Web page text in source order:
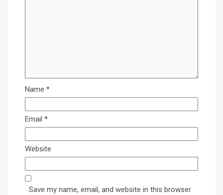
Name *
Email *
Website
Save my name, email, and website in this browser